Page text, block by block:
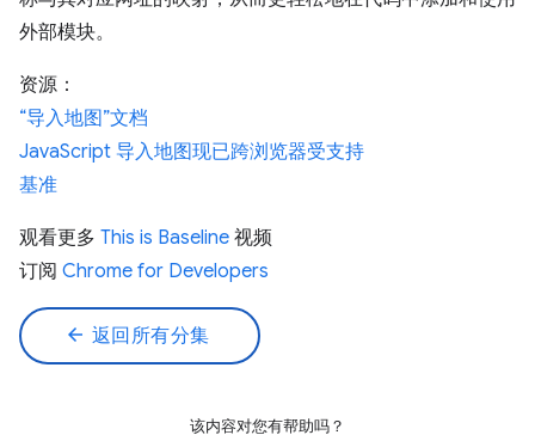
外部模块。
资源：
“导入地图”文档
JavaScript 导入地图现已跨浏览器受支持
基准
观看更多 This is Baseline 视频
订阅 Chrome for Developers
arrow_back 返回所有分集
该内容对您有帮助吗？